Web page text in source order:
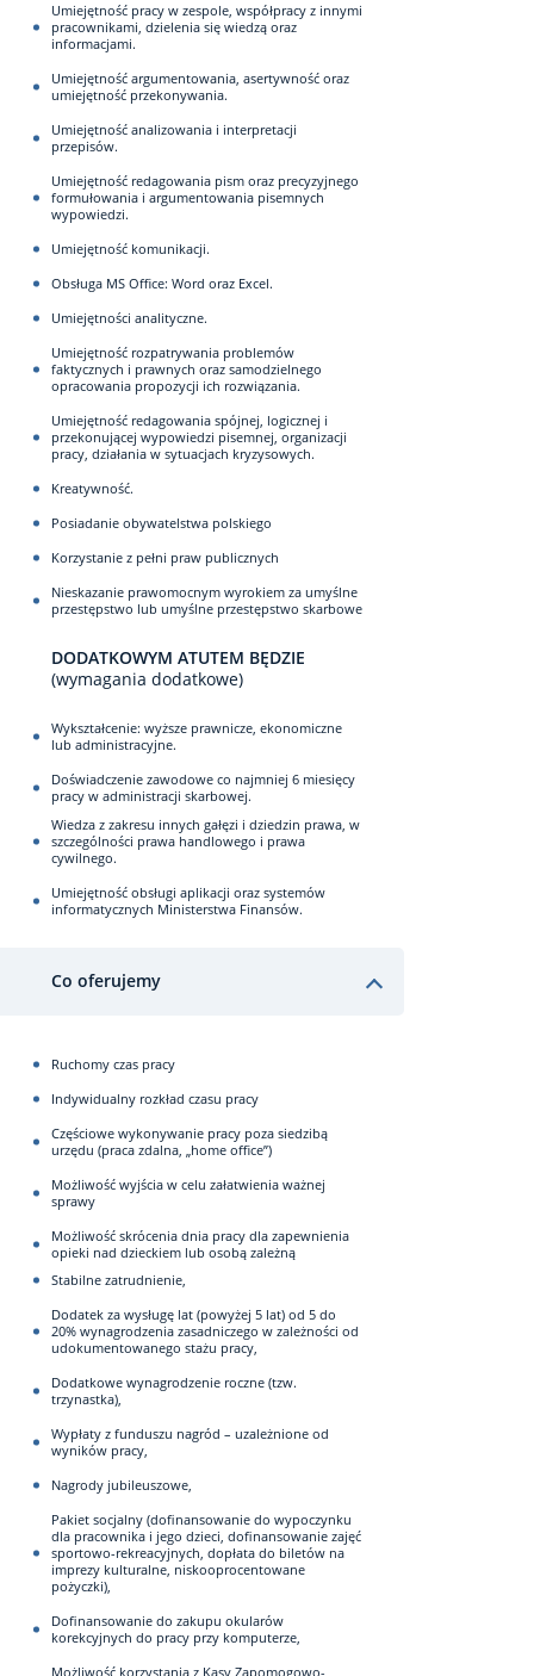
Umiejętność pracy w zespole, współpracy z innymi
pracownikami, dzielenia się wiedzą oraz
informacjami.
Umiejętność argumentowania, asertywność oraz
umiejętność przekonywania.
Umiejętność analizowania i interpretacji
przepisów.
Umiejętność redagowania pism oraz precyzyjnego
formułowania i argumentowania pisemnych
wypowiedzi.
Umiejętność komunikacji.
Obsługa MS Office: Word oraz Excel.
Umiejętności analityczne.
Umiejętność rozpatrywania problemów
faktycznych i prawnych oraz samodzielnego
opracowania propozycji ich rozwiązania.
Umiejętność redagowania spójnej, logicznej i
przekonującej wypowiedzi pisemnej, organizacji
pracy, działania w sytuacjach kryzysowych.
Kreatywność.
Posiadanie obywatelstwa polskiego
Korzystanie z pełni praw publicznych
Nieskazanie prawomocnym wyrokiem za umyślne
przestępstwo lub umyślne przestępstwo skarbowe
DODATKOWYM ATUTEM BĘDZIE
(wymagania dodatkowe)
Wykształcenie: wyższe prawnicze, ekonomiczne
lub administracyjne.
Doświadczenie zawodowe co najmniej 6 miesięcy
pracy w administracji skarbowej.
Wiedza z zakresu innych gałęzi i dziedzin prawa, w
szczególności prawa handlowego i prawa
cywilnego.
Umiejętność obsługi aplikacji oraz systemów
informatycznych Ministerstwa Finansów.
Co oferujemy
Ruchomy czas pracy
Indywidualny rozkład czasu pracy
Częściowe wykonywanie pracy poza siedzibą
urzędu (praca zdalna, „home office”)
Możliwość wyjścia w celu załatwienia ważnej
sprawy
Możliwość skrócenia dnia pracy dla zapewnienia
opieki nad dzieckiem lub osobą zależną
Stabilne zatrudnienie,
Dodatek za wysługę lat (powyżej 5 lat) od 5 do
20% wynagrodzenia zasadniczego w zależności od
udokumentowanego stażu pracy,
Dodatkowe wynagrodzenie roczne (tzw.
trzynastka),
Wypłaty z funduszu nagród – uzależnione od
wyników pracy,
Nagrody jubileuszowe,
Pakiet socjalny (dofinansowanie do wypoczynku
dla pracownika i jego dzieci, dofinansowanie zajęć
sportowo-rekreacyjnych, dopłata do biletów na
imprezy kulturalne, niskooprocentowane
pożyczki),
Dofinansowanie do zakupu okularów
korekcyjnych do pracy przy komputerze,
Możliwość korzystania z Kasy Zapomogowo-